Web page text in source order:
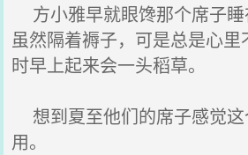
方小雅早就眼馋那个席子睡
虽然隔着褥子，可是总是心
时早上起来会一头稻草。
想到夏至他们的席子感觉
用。